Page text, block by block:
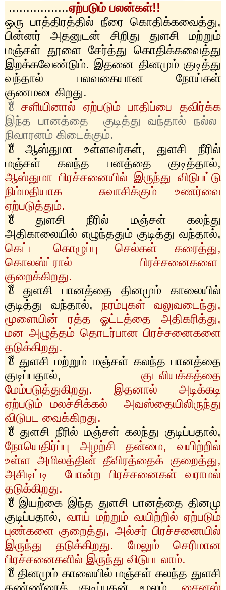
.................ஏற்படும் பலன்கள்!!
ஒரு பாத்திரத்தில் நீரை கொதிக்கவைத்து,
பின்னர் அதனுடன் சிறிது துளசி மற்றும்
மஞ்சள் தூளை சேர்த்து கொதிக்கவைத்து
இறக்கவேண்டும். இதனை தினமும் குடித்து
வந்தால் பலவகையான நோய்கள்
குணமடைகிறது.
🥬 சளியினால் ஏற்படும் பாதிப்பை தவிர்க்க
இந்த பானத்தை குடித்து வந்தால் நல்ல
நிவாரனம் கிடைக்கும்.
🥬ஆஸ்துமா உள்ளவர்கள், துளசி நீரில்
மஞ்சள் கலந்த பனத்தை குடித்தால்,
ஆஸ்துமா பிரச்சனையில் இருந்து விடுபட்டு
நிம்மதியாக சுவாசிக்கும் உணர்வை
ஏற்படுத்தும்.
🥬துளசி நீரில் மஞ்சள் கலந்து
அதிகாலையில் எழுந்ததும் குடித்து வந்தால்,
கெட்ட கொழுப்பு செல்கள் கரைத்து,
கொலஸ்ட்ரால் பிரச்சனைகளை
குறைக்கிறது.
🥬துளசி பானத்தை தினமும் காலையில்
குடித்து வந்தால், நரம்புகள் வலுவடைந்து,
மூளையின் ரத்த ஓட்டத்தை அதிகரித்து,
மன அழுத்தம் தொடர்பான பிரச்சனைகளை
தடுக்கிறது.
🥬துளசி மற்றும் மஞ்சள் கலந்த பானத்தை
குடிப்பதால், குடலியக்கத்தை
மேம்படுத்துகிறது. இதனால் அடிக்கடி
ஏற்படும் மலச்சிக்கல் அவஸ்தையிலிருந்து
விடுபட வைக்கிறது.
🥬துளசி நீரில் மஞ்சள் கலந்து குடிப்பதால்,
நோயெதிர்ப்பு அழற்சி தன்மை,வயிற்றில்
உள்ள அமிலத்தின் தீவிரத்தைக் குறைத்து,
அசிடிட்டி போன்ற பிரச்சனைகள் வராமல்
தடுக்கிறது.
🥬இயற்கை இந்த துளசி பானத்தை தினமு
குடிப்பதால், வாய் மற்றும் வயிற்றில் ஏற்படும்
புண்களை குறைத்து, அல்சர் பிரச்சனையில்
இருந்து தடுக்கிறது. மேலும் செரிமான
பிரச்சனைகளில் இருந்து விடுபடலாம்.
🥬தினமும் காலையில் மஞ்சள் கலந்த துளசி